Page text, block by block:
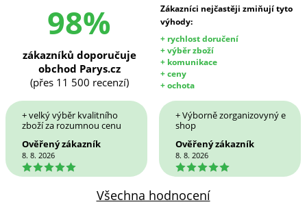
98%
Zákazníci nejčastěji zmiňují tyto
výhody:
+ rychlost doručení
+ výběr zboží
+ komunikace
+ ceny
+ ochota
zákazníků doporučuje
obchod Parys.cz
(přes 11 500 recenzí)
+ velký výběr kvalitního
zboží za rozumnou cenu
Ověřený zákazník
8. 8. 2026
5
+ Výborně zorganizovyný e
shop
Ověřený zákazník
8. 8. 2026
5
Všechna hodnocení